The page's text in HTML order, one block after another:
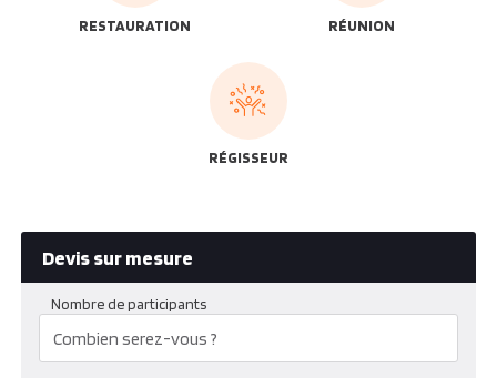
RESTAURATION RÉUNION
RÉGISSEUR
Devis sur mesure
Nombre de participants